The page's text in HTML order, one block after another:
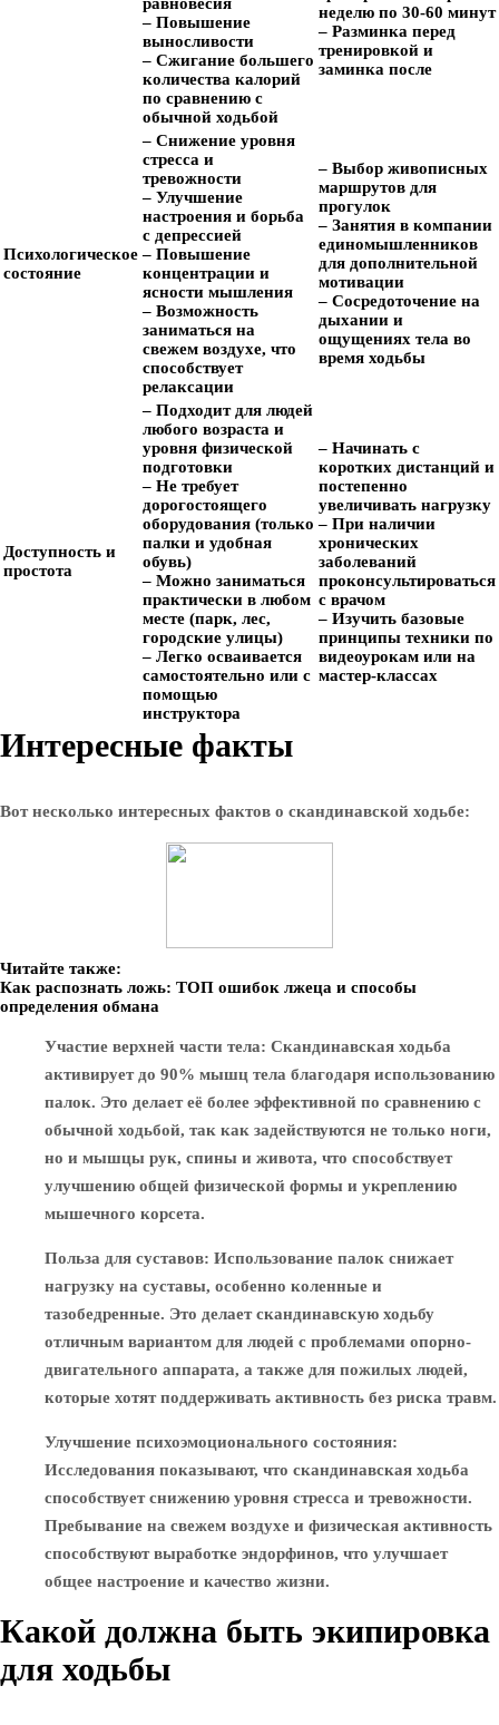
– Повышение
выносливости
– Сжигание большего
количества калорий
по сравнению с
обычной ходьбой
неделю по 30-60 минут
– Разминка перед
тренировкой и
заминка после
Психологическое
состояние
– Снижение уровня
стресса и
тревожности
– Улучшение
настроения и борьба
с депрессией
– Повышение
концентрации и
ясности мышления
– Возможность
заниматься на
свежем воздухе, что
способствует
релаксации
– Выбор живописных
маршрутов для
прогулок
– Занятия в компании
единомышленников
для дополнительной
мотивации
– Сосредоточение на
дыхании и
ощущениях тела во
время ходьбы
Доступность и
простота
– Подходит для людей
любого возраста и
уровня физической
подготовки
– Не требует
дорогостоящего
оборудования (только
палки и удобная
обувь)
– Можно заниматься
практически в любом
месте (парк, лес,
городские улицы)
– Легко осваивается
самостоятельно или с
помощью
инструктора
– Начинать с
коротких дистанций и
постепенно
увеличивать нагрузку
– При наличии
хронических
заболеваний
проконсультироваться
с врачом
– Изучить базовые
принципы техники по
видеоурокам или на
мастер-классах
Интересные факты
Вот несколько интересных фактов о скандинавской ходьбе:
Читайте также:
Как распознать ложь: ТОП ошибок лжеца и способы
определения обмана
Участие верхней части тела: Скандинавская ходьба
активирует до 90% мышц тела благодаря использованию
палок. Это делает её более эффективной по сравнению с
обычной ходьбой, так как задействуются не только ноги,
но и мышцы рук, спины и живота, что способствует
улучшению общей физической формы и укреплению
мышечного корсета.
Польза для суставов: Использование палок снижает
нагрузку на суставы, особенно коленные и
тазобедренные. Это делает скандинавскую ходьбу
отличным вариантом для людей с проблемами опорно-
двигательного аппарата, а также для пожилых людей,
которые хотят поддерживать активность без риска травм.
Улучшение психоэмоционального состояния:
Исследования показывают, что скандинавская ходьба
способствует снижению уровня стресса и тревожности.
Пребывание на свежем воздухе и физическая активность
способствуют выработке эндорфинов, что улучшает
общее настроение и качество жизни.
Какой должна быть экипировка
для ходьбы